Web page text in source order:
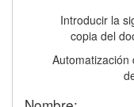
Introducir la
copia del